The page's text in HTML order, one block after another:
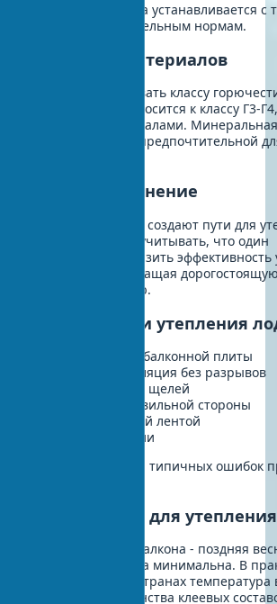
что пленка всегда устанавливается с
согласно строительным нормам.
материалов
должны соответствовать классу
Пенополистирол относится к классу Г3-
негорючими материалами.
что делает ее предпочтительной
и их устранение
элементы крепления создают пути для
Следует учитывать, что один
дюбель может снизить эффективность
метр, превращая
балкона в декорацию.
самопроверки утепления
несущая способность балконной плиты
сплошная гидроизоляция без разрывов
плотно прилегает без щелей
установлена с правильной стороны
проклеены специальной лентой
система вентиляции
поможет избежать 90% типичных ошибок
и согласования для утепления
для утепления балкона - поздняя
влажность воздуха минимальна. В
в различных странах температура
+5°C для большинства клеевых